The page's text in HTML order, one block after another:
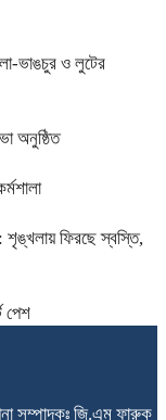
ভাঙচুর ও লুটের
অনুষ্ঠিত
শৃঙ্খলায় ফিরছে স্বস্তি,
পেশ
সম্পাদকঃ জি.এম ফারুক